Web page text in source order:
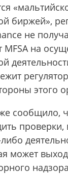
биржей»,
не
на
этого
сообщило,
проверки,
может